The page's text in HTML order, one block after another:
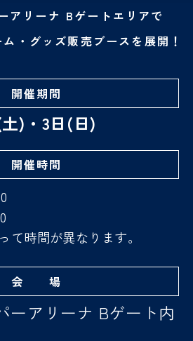
アリーナ Bゲートエリアで
・グッズ販売ブースを展開！
開催期間
)・3日(日)
開催時間
時間が異なります。
会 場
ーアリーナ Bゲート内